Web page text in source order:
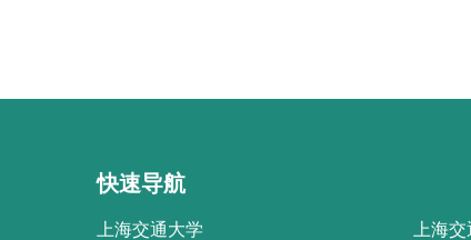
快速导航
上海交通大学
上海